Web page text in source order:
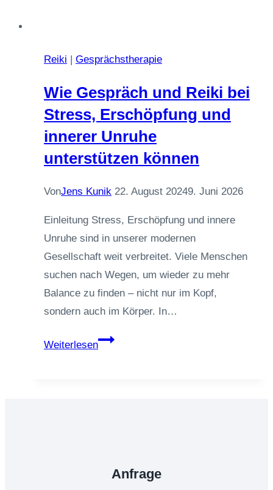
Reiki | Gesprächstherapie
Wie Gespräch und Reiki bei
Stress, Erschöpfung und
innerer Unruhe
unterstützen können
VonJens Kunik 22. August 20249. Juni 2026
Einleitung Stress, Erschöpfung und innere
Unruhe sind in unserer modernen
Gesellschaft weit verbreitet. Viele Menschen
suchen nach Wegen, um wieder zu mehr
Balance zu finden – nicht nur im Kopf,
sondern auch im Körper. In…
WeiterlesenWie
Anfrage